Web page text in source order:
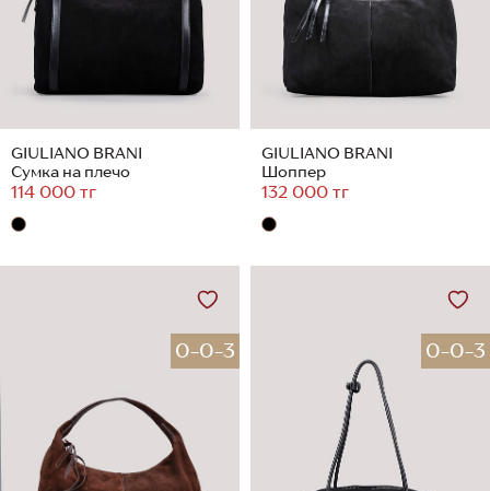
GIULIANO BRANI
Сумка на плечо
114 000 тг
GIULIANO BRANI
Шоппер
132 000 тг
0-0-3 0-0-3